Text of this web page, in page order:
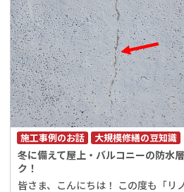
冬に備えて屋上・バルコニーの防水
ク！
施工事例のお話 大規模修繕の豆知識